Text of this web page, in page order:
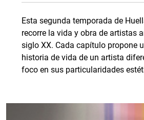
Esta segunda temporada de
recorre la vida y obra de artistas
siglo XX. Cada capítulo propone
historia de vida de un artista
foco en sus particularidades